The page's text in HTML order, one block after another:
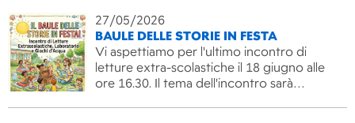
27/05/2026
BAULE DELLE STORIE IN FESTA
Vi aspettiamo per l'ultimo incontro di
letture extra-scolastiche il 18 giugno alle
ore 16.30. Il tema dell'incontro sarà…